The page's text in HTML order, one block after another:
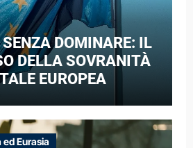
SENZA DOMINARE: IL
DELLA SOVRANITÀ
EUROPEA
ed Eurasia